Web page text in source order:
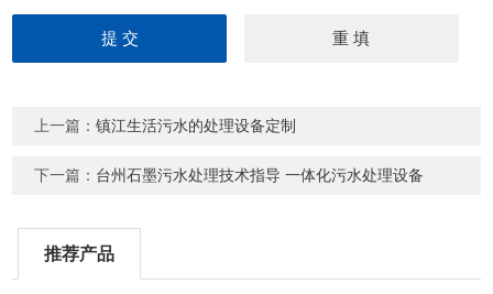
上一篇：镇江生活污水的处理设备定制
下一篇： 台州石墨污水处理技术指导 一体化污水处理设备
推荐产品